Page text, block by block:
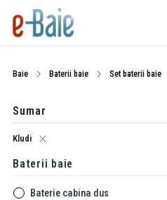
Baie Baterii baie Set baterii baie
Sumar
Kludi
Baterii baie
Baterie cabina dus